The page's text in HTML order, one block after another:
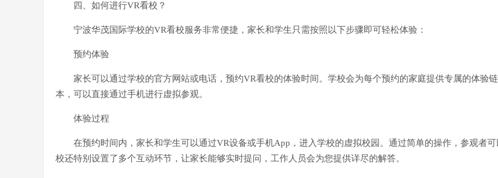
四、如何进行VR看校？
宁波华茂国际学校的VR看校服务非常便捷，家长和学生只需按照以下步骤即可轻松体验：
预约体验
家长可以通过学校的官方网站或电话，预约VR看校的体验时间。学校会为每个预约的家庭提供专属的体验
本，可以直接通过手机进行虚拟参观。
体验过程
在预约时间内，家长和学生可以通过VR设备或手机App，进入学校的虚拟校园。通过简单的操作，参观者
校还特别设置了多个互动环节，让家长能够实时提问，工作人员会为您提供详尽的解答。